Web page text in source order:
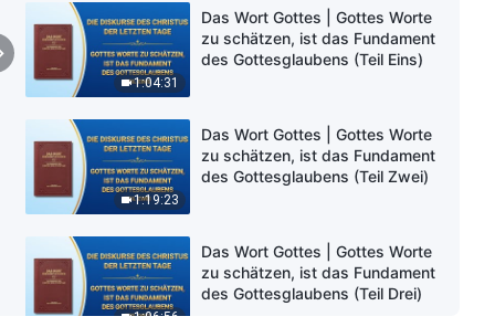
1:04:31
Das Wort Gottes | Gottes Worte
zu schätzen, ist das Fundament
des Gottesglaubens (Teil Eins)
1:19:23
Das Wort Gottes | Gottes Worte
zu schätzen, ist das Fundament
des Gottesglaubens (Teil Zwei)
1:06:56
Das Wort Gottes | Gottes Worte
zu schätzen, ist das Fundament
des Gottesglaubens (Teil Drei)